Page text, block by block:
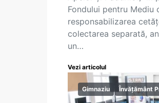
Fondului pentru Mediu
responsabilizarea
colectarea separată,
un…
Vezi articolul
Gimnaziu Învățământ